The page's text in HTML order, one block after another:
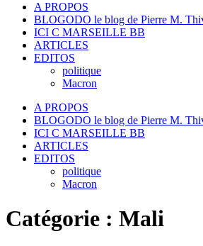
A PROPOS
BLOGODO le blog de Pierre M.
ICI C MARSEILLE BB
ARTICLES
EDITOS
politique
Macron
A PROPOS
BLOGODO le blog de Pierre M.
ICI C MARSEILLE BB
ARTICLES
EDITOS
politique
Macron
Catégorie : Mali